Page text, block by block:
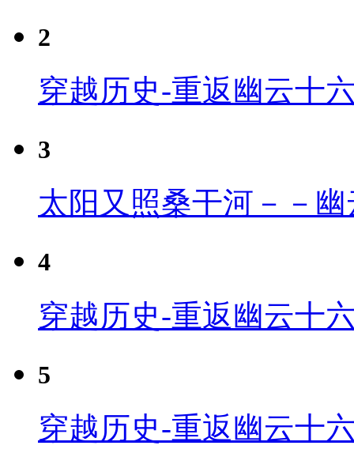
2
穿越历史-重返幽云十
3
太阳又照桑干河－－
4
穿越历史-重返幽云十
5
穿越历史-重返幽云十